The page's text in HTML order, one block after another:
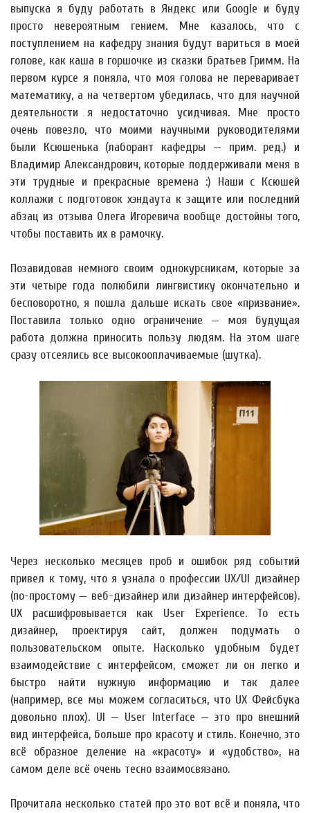
выпуска я буду работать в Яндекс или Google и буду
просто невероятным гением. Мне казалось, что с
поступлением на кафедру знания будут вариться в моей
голове, как каша в горшочке из сказки братьев Гримм. На
первом курсе я поняла, что моя голова не переваривает
математику, а на четвертом убедилась, что для научной
деятельности я недостаточно усидчивая. Мне просто
очень повезло, что моими научными руководителями
были Ксюшенька (лаборант кафедры — прим. ред.) и
Владимир Александрович, которые поддерживали меня в
эти трудные и прекрасные времена :) Наши с Ксюшей
коллажи с подготовок хэндаута к защите или последний
абзац из отзыва Олега Игоревича вообще достойны того,
чтобы поставить их в рамочку.
Позавидовав немного своим однокурсникам, которые за
эти четыре года полюбили лингвистику окончательно и
бесповоротно, я пошла дальше искать свое «призвание».
Поставила только одно ограничение — моя будущая
работа должна приносить пользу людям. На этом шаге
сразу отсеялись все высокооплачиваемые (шутка).
Через несколько месяцев проб и ошибок ряд событий
привел к тому, что я узнала о профессии UX/UI дизайнер
(по-простому — веб-дизайнер или дизайнер интерфейсов).
UX расшифровывается как User Experience. То есть
дизайнер, проектируя сайт, должен подумать о
пользовательском опыте. Насколько удобным будет
взаимодействие с интерфейсом, сможет ли он легко и
быстро найти нужную информацию и так далее
(например, все мы можем согласиться, что UX Фейсбука
довольно плох). UI — User Interface — это про внешний
вид интерфейса, больше про красоту и стиль. Конечно, это
всё образное деление на «красоту» и «удобство», на
самом деле всё очень тесно взаимосвязано.
Прочитала несколько статей про это вот всё и поняла, что